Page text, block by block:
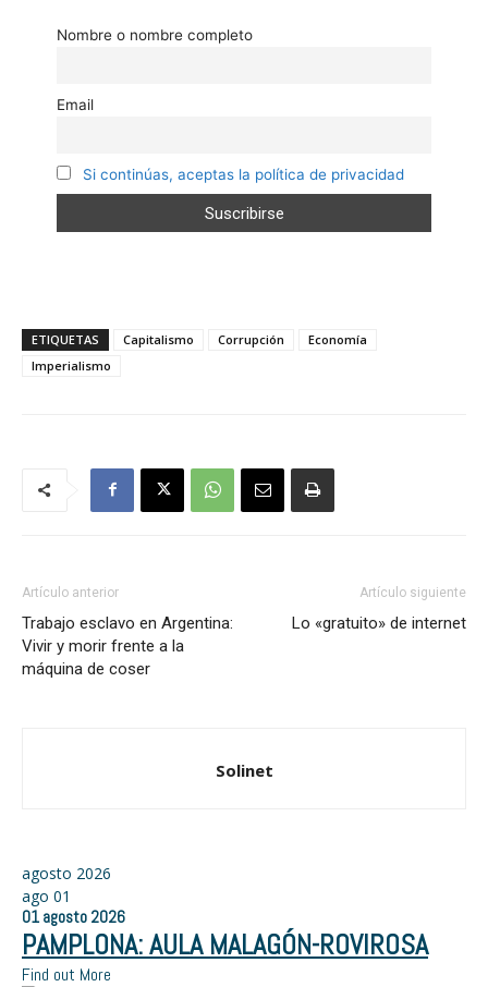
Nombre o nombre completo
Email
Si continúas, aceptas la política de privacidad
ETIQUETAS Capitalismo Corrupción
Economía
Imperialismo
Artículo anterior
Trabajo esclavo en Argentina:
Vivir y morir frente a la
máquina de coser
Artículo siguiente
Lo «gratuito» de internet
Solinet
agosto 2026
ago 01
01 agosto 2026
PAMPLONA: AULA MALAGÓN-ROVIROSA
Find out More